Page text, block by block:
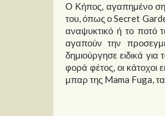
Ο Κήπος, αγαπημένο
του, όπως ο Secret
αναψυκτικό ή το ποτό
αγαπούν την
δημιούργησε ειδικά
φορά φέτος, οι
μπαρ της Mama Fuga,